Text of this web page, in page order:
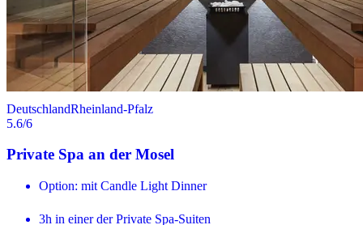
DeutschlandRheinland-Pfalz
5.6/6
Private Spa an der Mosel
Option: mit Candle Light Dinner
3h in einer der Private Spa-Suiten